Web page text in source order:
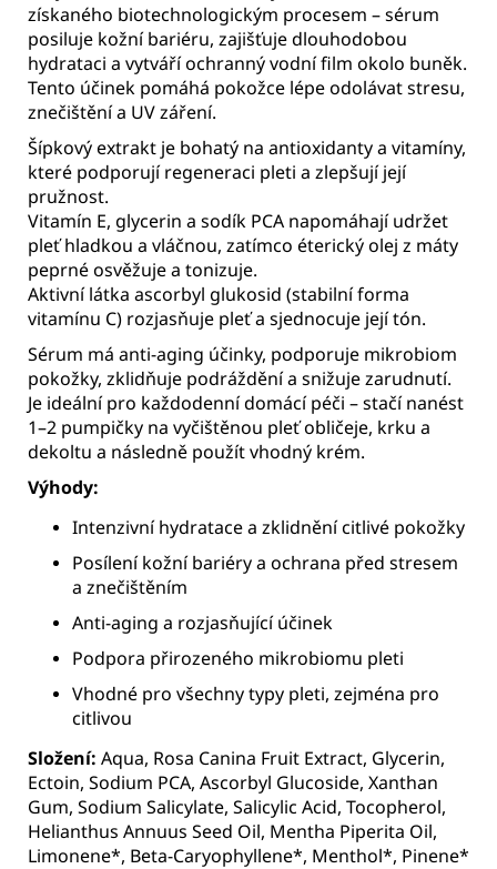
získaného biotechnologickým procesem – sérum
posiluje kožní bariéru, zajišťuje dlouhodobou
hydrataci a vytváří ochranný vodní film okolo buněk.
Tento účinek pomáhá pokožce lépe odolávat stresu,
znečištění a UV záření.
Šípkový extrakt je bohatý na antioxidanty a vitamíny,
které podporují regeneraci pleti a zlepšují její
pružnost.
Vitamín E, glycerin a sodík PCA napomáhají udržet
pleť hladkou a vláčnou, zatímco éterický olej z máty
peprné osvěžuje a tonizuje.
Aktivní látka ascorbyl glukosid (stabilní forma
vitamínu C) rozjasňuje pleť a sjednocuje její tón.
Sérum má anti-aging účinky, podporuje mikrobiom
pokožky, zklidňuje podráždění a snižuje zarudnutí.
Je ideální pro každodenní domácí péči – stačí nanést
1–2 pumpičky na vyčištěnou pleť obličeje, krku a
dekoltu a následně použít vhodný krém.
Výhody:
Intenzivní hydratace a zklidnění citlivé pokožky
Posílení kožní bariéry a ochrana před stresem
a znečištěním
Anti-aging a rozjasňující účinek
Podpora přirozeného mikrobiomu pleti
Vhodné pro všechny typy pleti, zejména pro
citlivou
Složení: Aqua, Rosa Canina Fruit Extract, Glycerin,
Ectoin, Sodium PCA, Ascorbyl Glucoside, Xanthan
Gum, Sodium Salicylate, Salicylic Acid, Tocopherol,
Helianthus Annuus Seed Oil, Mentha Piperita Oil,
Limonene*, Beta-Caryophyllene*, Menthol*, Pinene*